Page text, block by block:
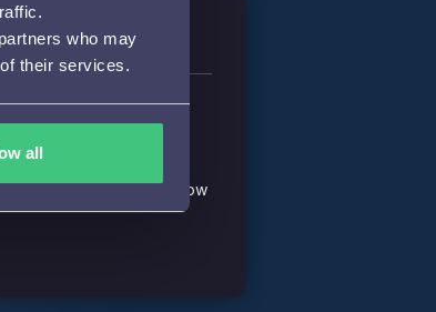
who may
their services.
all
werden
specialistische know how